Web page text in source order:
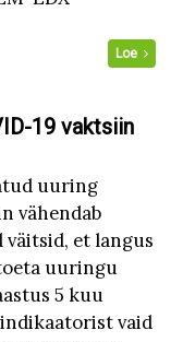
Loe
19 vaktsiin
uuring
vähendab
väitsid, et langus
uuringu
5 kuu
vaid